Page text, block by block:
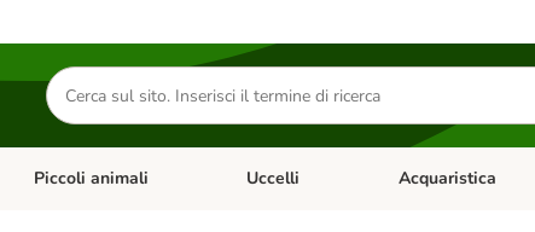
Cerca
prodotti
Apri Menu Categoria: Diete e antiparassitari
Piccoli animali Apri Menu Categoria: Piccoli animali
Uccelli Apri Menu
Acquaristica